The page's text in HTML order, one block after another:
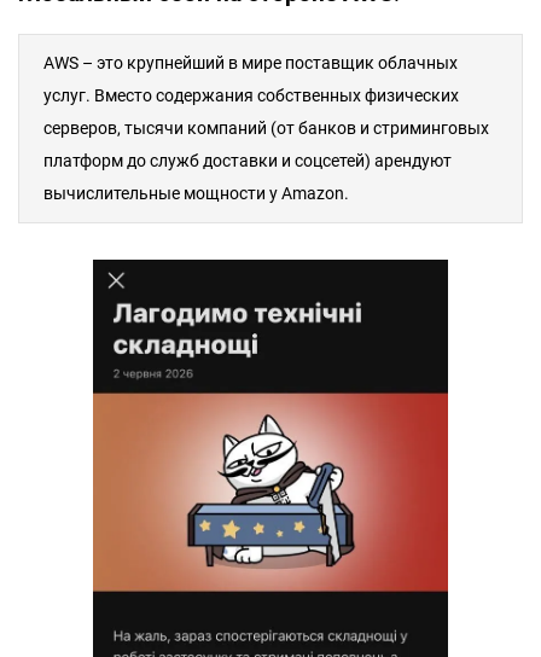
AWS – это крупнейший в мире поставщик облачных
услуг. Вместо содержания собственных физических
серверов, тысячи компаний (от банков и стриминговых
платформ до служб доставки и соцсетей) арендуют
вычислительные мощности у Amazon.